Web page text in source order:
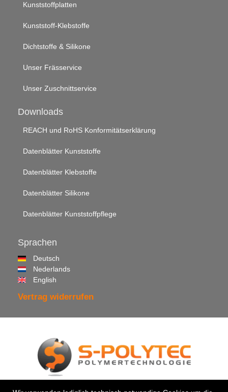
Kunststoffplatten
Kunststoff-Klebstoffe
Dichtstoffe & Silikone
Unser Frässervice
Unser Zuschnittservice
Downloads
REACH und RoHS Konformitätserklärung
Datenblätter Kunststoffe
Datenblätter Klebstoffe
Datenblätter Silikone
Datenblätter Kunststoffpflege
Sprachen
Deutsch
Nederlands
English
Vertrag widerrufen